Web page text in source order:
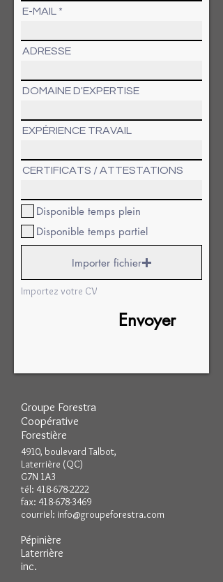
E-MAIL
ADRESSE
DOMAINE D'EXPERTISE
EXPÉRIENCE TRAVAIL
CERTIFICATS / ATTESTATIONS
Disponible temps plein
Disponible temps partiel
Importer fichier
Importez votre CV
Envoyer
Groupe Forestra
Coopérative
Forestière
4910, boulevard Talbot,
Laterrière (QC)
G7N 1A3
tél: 418-678-2222
fax: 418-678-3469
courriel: info@groupeforestra.com
Pépinière
Laterrière
inc.